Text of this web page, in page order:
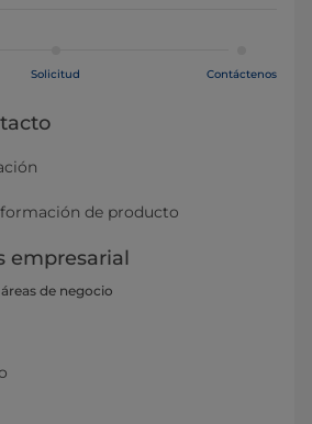
Solicitud Contáctenos
de producto
empresarial
de negocio